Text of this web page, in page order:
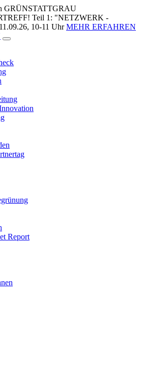
GRÜNSTATTGRAU
Teil 1: "NETZWERK -
10-11 UhrMEHR ERFAHREN
Report